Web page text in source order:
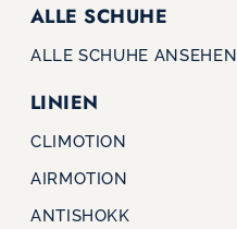
ALLE SCHUHE
ALLE SCHUHE ANSEHEN
LINIEN
CLIMOTION
AIRMOTION
ANTISHOKK